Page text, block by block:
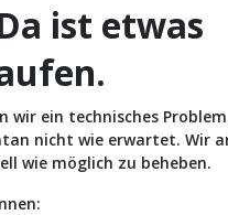
ist etwas
wir ein technisches
nicht wie erwartet. Wir
wie möglich zu beheben.